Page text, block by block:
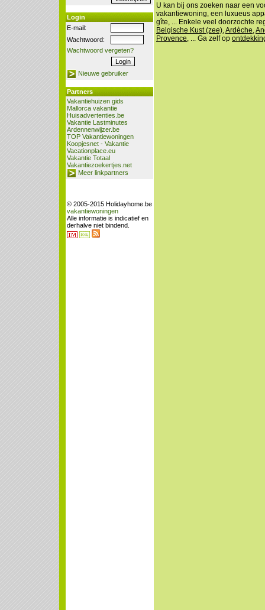
Login
E-mail:
Wachtwoord:
Wachtwoord vergeten?
Nieuwe gebruiker
Partners
Vakantiehuizen gids
Mallorca vakantie
Huisadvertenties.be
Vakantie Lastminutes
Ardennenwijzer.be
TOP Vakantiewoningen
Koopjesnet - Vakantie
Vacationplace.eu
Vakantie Totaal
Vakantiezoekertjes.net
Meer linkpartners
© 2005-2015 Holidayhome.be
vakantiewoningen
Alle informatie is indicatief en
derhalve niet bindend.
U kan bij ons zoeken naar een
vakantiewoning, een luxueus
gîte, ... Enkele veel doorzochte
Belgische Kust (zee) Ardèche
Provence , ... Ga zelf op